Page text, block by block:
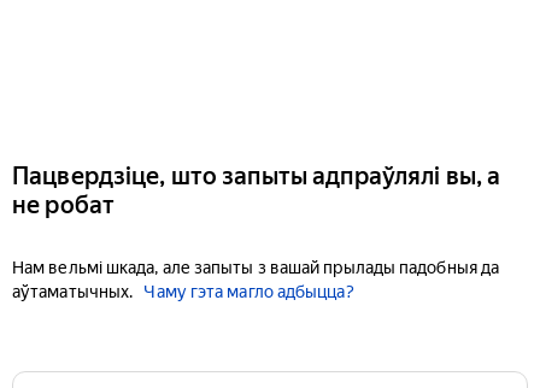
Пацвердзіце, што запыты адпраўлялі вы, а
не робат
Нам вельмі шкада, але запыты з вашай прылады падобныя да
аўтаматычных.
Чаму гэта магло адбыцца?